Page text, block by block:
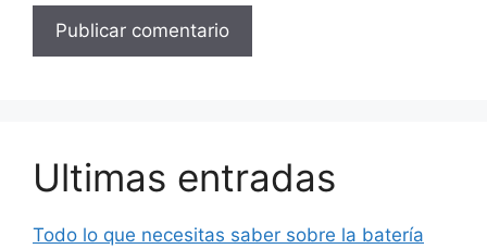
Ultimas entradas
Todo lo que necesitas saber sobre la batería